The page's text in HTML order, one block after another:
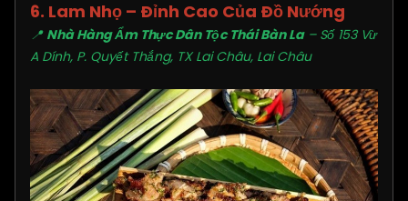
6. Lam Nhọ – Đỉnh Cao Của Đồ Nướng
📍 Nhà Hàng Ẩm Thực Dân Tộc Thái Bàn La– Số 153 Vừ
A Dính, P. Quyết Thắng, TX Lai Châu, Lai Châu